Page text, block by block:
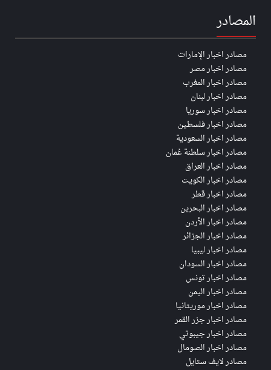
المصادر
مصادر اخبار الإمارات
مصادر اخبار مصر
مصادر اخبار المغرب
مصادر اخبار لبنان
مصادر اخبار سوريا
مصادر اخبار فلسطين
مصادر اخبار السعودية
مصادر اخبار سلطنة عُمان
مصادر اخبار العراق
مصادر اخبار الكويت
مصادر اخبار قطر
مصادر اخبار البحرين
مصادر اخبار الأردن
مصادر اخبار الجزائر
مصادر اخبار ليبيا
مصادر اخبار السودان
مصادر اخبار تونس
مصادر اخبار اليمن
مصادر اخبار موريتانيا
مصادر اخبار جزر القمر
مصادر اخبار جيبوتي
مصادر اخبار الصومال
مصادر لايف ستايل